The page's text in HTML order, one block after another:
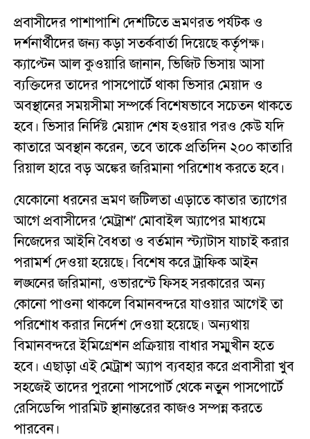
প্রবাসীদের পাশাপাশি দেশটিতে ভ্রমণরত পর্যটক ও
দর্শনার্থীদের জন্য কড়া সতর্কবার্তা দিয়েছে কর্তৃপক্ষ।
ক্যাপ্টেন আল কুওয়ারি জানান, ভিজিট ভিসায় আসা
ব্যক্তিদের তাদের পাসপোর্টে থাকা ভিসার মেয়াদ ও
অবস্থানের সময়সীমা সম্পর্কে বিশেষভাবে সচেতন থাকতে
হবে। ভিসার নির্দিষ্ট মেয়াদ শেষ হওয়ার পরও কেউ যদি
কাতারে অবস্থান করেন, তবে তাকে প্রতিদিন ২০০ কাতারি
রিয়াল হারে বড় অঙ্কের জরিমানা পরিশোধ করতে হবে।
যেকোনো ধরনের ভ্রমণ জটিলতা এড়াতে কাতার ত্যাগের
আগে প্রবাসীদের ‘মেট্রাশ’ মোবাইল অ্যাপের মাধ্যমে
নিজেদের আইনি বৈধতা ও বর্তমান স্ট্যাটাস যাচাই করার
পরামর্শ দেওয়া হয়েছে। বিশেষ করে ট্রাফিক আইন
লঙ্ঘনের জরিমানা, ওভারস্টে ফিসহ সরকারের অন্য
কোনো পাওনা থাকলে বিমানবন্দরে যাওয়ার আগেই তা
পরিশোধ করার নির্দেশ দেওয়া হয়েছে। অন্যথায়
বিমানবন্দরে ইমিগ্রেশন প্রক্রিয়ায় বাধার সম্মুখীন হতে
হবে। এছাড়া এই মেট্রাশ অ্যাপ ব্যবহার করে প্রবাসীরা খুব
সহজেই তাদের পুরনো পাসপোর্ট থেকে নতুন পাসপোর্টে
রেসিডেন্সি পারমিট স্থানান্তরের কাজও সম্পন্ন করতে
পারবেন।